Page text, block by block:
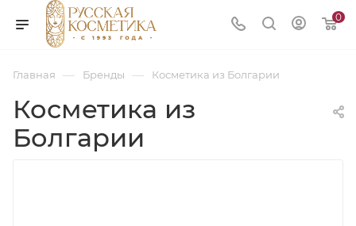
0
Главная — Бренды — Косметика из Болгарии
Косметика из
Болгарии